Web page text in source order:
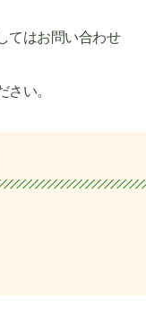
てはお問い合わせ
い。